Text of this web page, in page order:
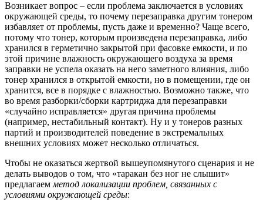
Возникает вопрос – если проблема заключается в условиях
окружающей среды, то почему перезаправка другим тонером
избавляет от проблемы, пусть даже и временно? Чаще всего,
потому что тонер, которым произведена перезаправка, либо
хранился в герметично закрытой при фасовке емкости, и по
этой причине влажность окружающего воздуха за время
заправки не успела оказать на него заметного влияния, либо
тонер хранился в открытой емкости, но в помещении, где он
хранится, все в порядке с влажностью. Возможно также, что
во время разборки/сборки картриджа для перезаправки
«случайно исправляется» другая причина проблемы
(например, нестабильный контакт). Ну и у тонеров разных
партий и производителей поведение в экстремальных
внешних условиях может несколько отличаться.
Чтобы не оказаться жертвой вышеупомянутого сценария и не
делать выводов о том, что «таракан без ног не слышит»
предлагаемметод локализации проблем, связанных с
условиями окружающей среды: